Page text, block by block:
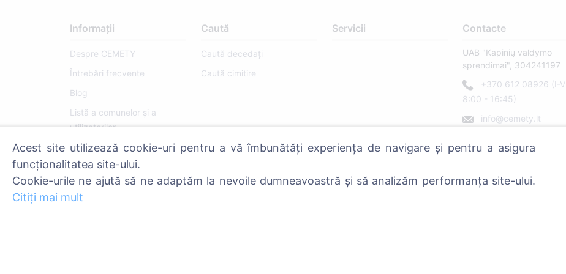
Informații
Despre CEMETY
Întrebări frecvente
Blog
Listă a comunelor și a
utilizatorilor
Politica de confidențialitate
Politica de plăți
Setări cookie-uri
Caută
Caută decedați
Caută cimitire
Servicii Contacte
UAB "Kapinių valdymo
sprendimai", 304241197
+370 612 08926 (I-V
8:00 - 16:45)
info@cemety.lt
Acest site utilizează cookie-uri pentru a vă îmbunătăți experiența de navigare și pentru a asigura
funcționalitatea site-ului.
Cookie-urile ne ajută să ne adaptăm la nevoile dumneavoastră și să analizăm performanța site-ului.
Citiți mai mult